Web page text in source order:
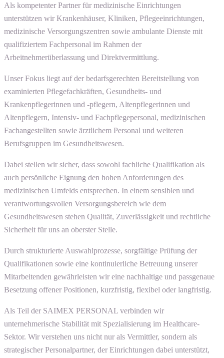
Als kompetenter Partner für medizinische Einrichtungen
unterstützen wir Krankenhäuser, Kliniken, Pflegeeinrichtungen,
medizinische Versorgungszentren sowie ambulante Dienste mit
qualifiziertem Fachpersonal im Rahmen der
Arbeitnehmerüberlassung und Direktvermittlung.
Unser Fokus liegt auf der bedarfsgerechten Bereitstellung von
examinierten Pflegefachkräften, Gesundheits- und
Krankenpflegerinnen und -pflegern, Altenpflegerinnen und
Altenpflegern, Intensiv- und Fachpflegepersonal, medizinischen
Fachangestellten sowie ärztlichem Personal und weiteren
Berufsgruppen im Gesundheitswesen.
Dabei stellen wir sicher, dass sowohl fachliche Qualifikation als
auch persönliche Eignung den hohen Anforderungen des
medizinischen Umfelds entsprechen. In einem sensiblen und
verantwortungsvollen Versorgungsbereich wie dem
Gesundheitswesen stehen Qualität, Zuverlässigkeit und rechtliche
Sicherheit für uns an oberster Stelle.
Durch strukturierte Auswahlprozesse, sorgfältige Prüfung der
Qualifikationen sowie eine kontinuierliche Betreuung unserer
Mitarbeitenden gewährleisten wir eine nachhaltige und passgenaue
Besetzung offener Positionen, kurzfristig, flexibel oder langfristig.
Als Teil der SAIMEX PERSONAL verbinden wir
unternehmerische Stabilität mit Spezialisierung im Healthcare-
Sektor. Wir verstehen uns nicht nur als Vermittler, sondern als
strategischer Personalpartner, der Einrichtungen dabei unterstützt,